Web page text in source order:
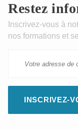
Restez
Inscrivez-vous à
nos formations et